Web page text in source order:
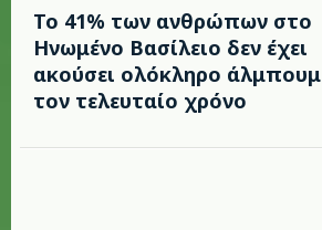
Το 41% των ανθρώπων στο
Ηνωμένο Βασίλειο δεν έχει
ακούσει ολόκληρο άλμπουμ
τον τελευταίο χρόνο